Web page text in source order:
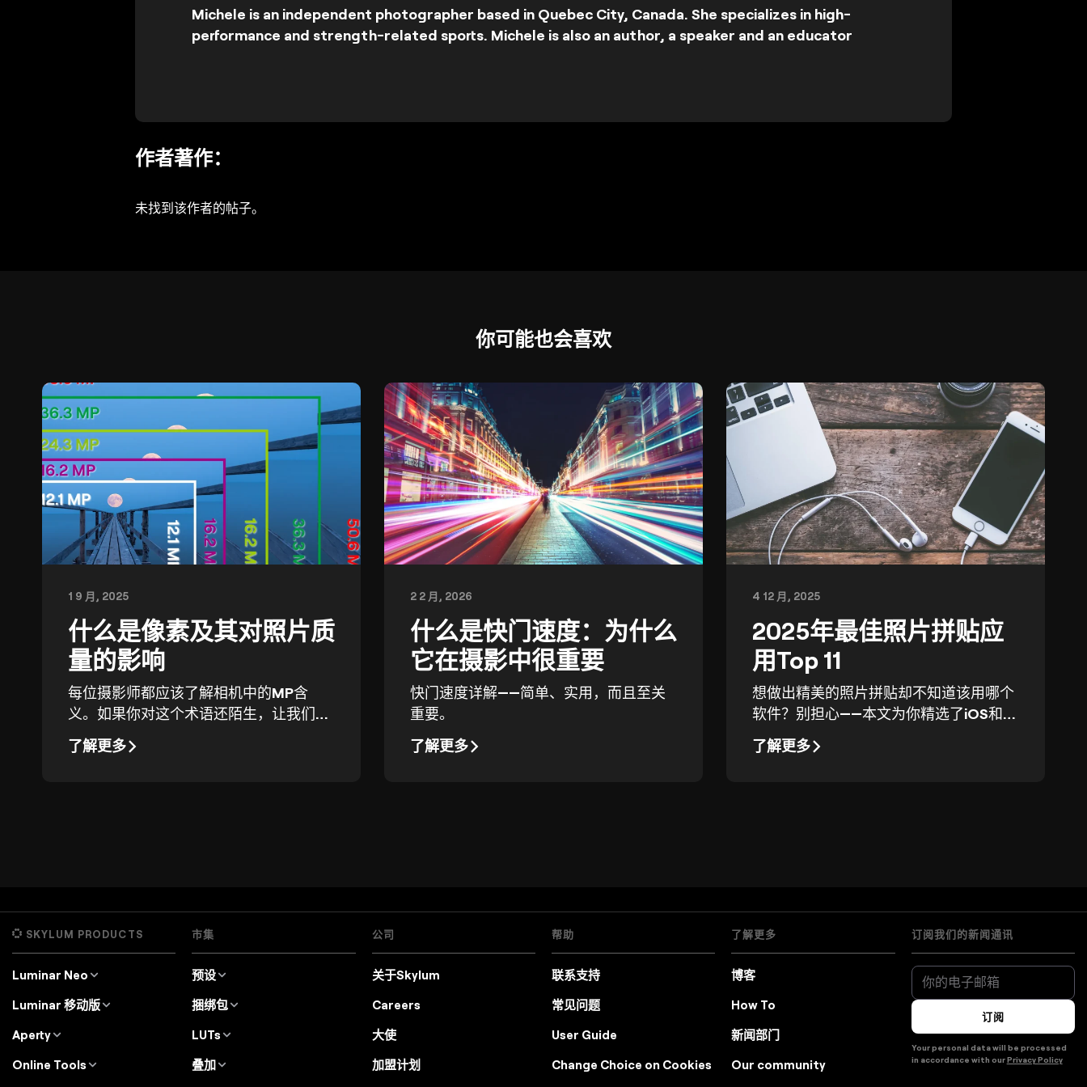
Michele is an independent photographer based in Quebec City, Canada. She specializes in high-
performance and strength-related sports. Michele is also an author, a speaker and an educator
作者著作：
未找到该作者的帖子。
你可能也会喜欢
1 9 月, 2025
什么是像素及其对照片质
量的影响
每位摄影师都应该了解相机中的MP含
义。如果你对这个术语还陌生，让我们一
起来弄清楚！今天在博客中你将学到什么
是MP，以及多少像素才算够用。
了解更多
2 2 月, 2026
什么是快门速度：为什么
它在摄影中很重要
快门速度详解——简单、实用，而且至关
重要。
了解更多
4 12 月, 2025
2025年最佳照片拼贴应
用Top 11
想做出精美的照片拼贴却不知道该用哪个
软件？别担心——本文为你精选了iOS和
Android上最好的拼贴应用。
了解更多
SKYLUM PRODUCTS
Luminar Neo
Overview
特点
专业工具
Luminar 移动版
Luminar for iPhone
Aperty
Online Tools
市集
预设
Luminar Neo Presets
捆绑包
LUTs
Luminar Neo LUTs
叠加
公司
关于Skylum
Careers
大使
加盟计划
帮助
联系支持
常见问题
User Guide
Change Choice on Cookies
了解更多
博客
How To
新闻部门
Our community
订阅我们的新闻通讯
订阅
Your personal data will be processed
in accordance with ourPrivacy Policy